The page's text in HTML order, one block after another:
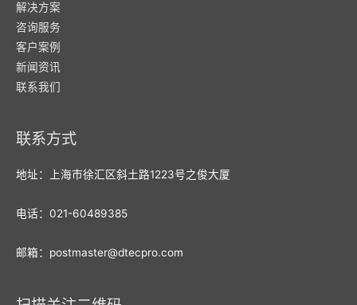
解决方案
咨询服务
客户案例
新闻资讯
联系我们
联系方式
地址：上海市徐汇区斜土路1223号之俊大厦
电话：021-60489385
邮箱：postmaster@dtecpro.com